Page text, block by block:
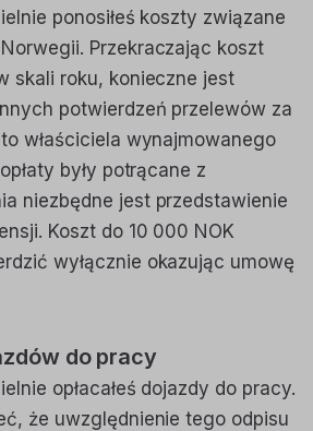
ponosiłeś koszty związane
Przekraczając koszt
skali roku, konieczne jest
potwierdzeń przelewów za
właściciela wynajmowanego
były potrącane z
niezbędne jest przedstawienie
Koszt do 10 000 NOK
wyłącznie okazując umowę
do pracy
opłacałeś dojazdy do pracy.
że uwzględnienie tego odpisu